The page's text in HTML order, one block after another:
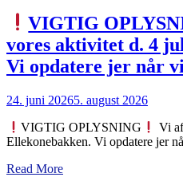
VIGTIG
vores aktivitet d. 4
Vi opdatere jer når
24. juni 20265. august 2026
VIGTIG OPLYSNING
Vi
Ellekonebakken. Vi opdatere jer
Read More